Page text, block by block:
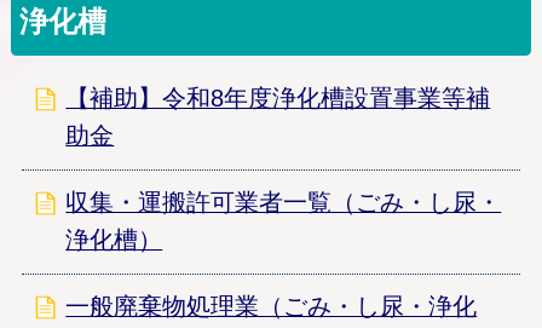
浄化槽
【補助】令和8年度浄化槽設置事業等補
助金
収集・運搬許可業者一覧（ごみ・し尿・
浄化槽）
一般廃棄物処理業（ごみ・し尿・浄化